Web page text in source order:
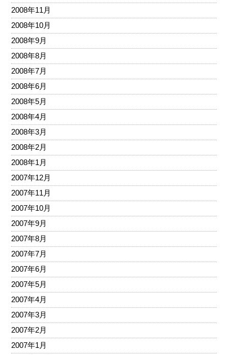
2008年11月
2008年10月
2008年9月
2008年8月
2008年7月
2008年6月
2008年5月
2008年4月
2008年3月
2008年2月
2008年1月
2007年12月
2007年11月
2007年10月
2007年9月
2007年8月
2007年7月
2007年6月
2007年5月
2007年4月
2007年3月
2007年2月
2007年1月